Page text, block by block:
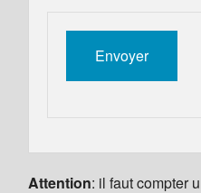
Attention: il faut compter